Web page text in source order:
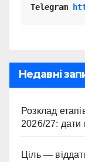
Telegram
Недавні
Розклад
2026/27: дати
Ціль —